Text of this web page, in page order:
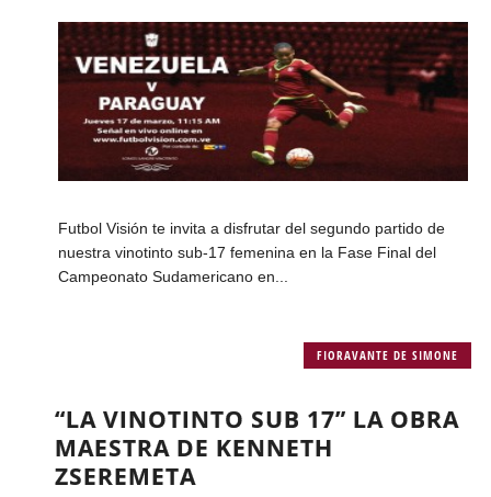
Futbol Visión te invita a disfrutar del segundo partido de
nuestra vinotinto sub-17 femenina en la Fase Final del
Campeonato Sudamericano en...
FIORAVANTE DE SIMONE
“LA VINOTINTO SUB 17” LA OBRA
MAESTRA DE KENNETH
ZSEREMETA